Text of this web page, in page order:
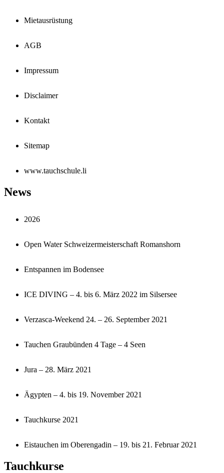
Mietausrüstung
AGB
Impressum
Disclaimer
Kontakt
Sitemap
www.tauchschule.li
News
2026
Open Water Schweizermeisterschaft Romanshorn
Entspannen im Bodensee
ICE DIVING – 4. bis 6. März 2022 im Silsersee
Verzasca-Weekend 24. – 26. September 2021
Tauchen Graubünden 4 Tage – 4 Seen
Jura – 28. März 2021
Ägypten – 4. bis 19. November 2021
Tauchkurse 2021
Eistauchen im Oberengadin – 19. bis 21. Februar 2021
Tauchkurse